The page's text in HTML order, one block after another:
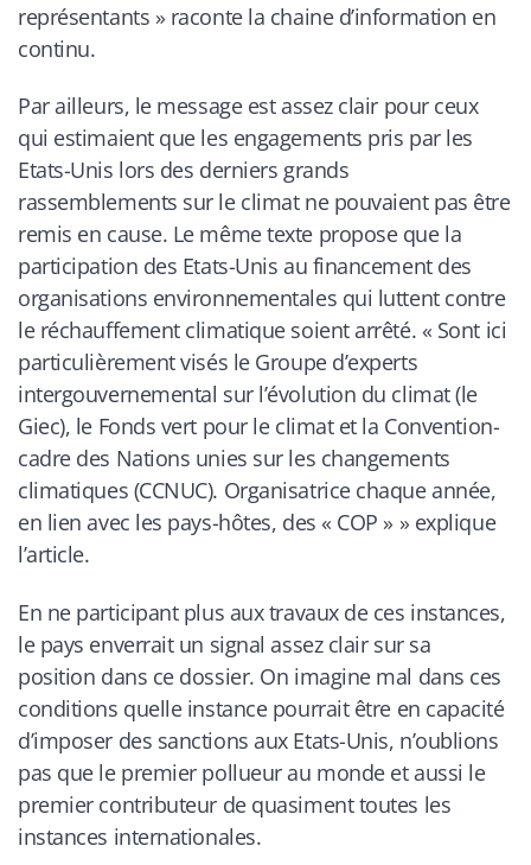
représentants » raconte la chaine d’information en
continu.
Par ailleurs, le message est assez clair pour ceux
qui estimaient que les engagements pris par les
Etats-Unis lors des derniers grands
rassemblements sur le climat ne pouvaient pas être
remis en cause. Le même texte propose que la
participation des Etats-Unis au financement des
organisations environnementales qui luttent contre
le réchauffement climatique soient arrêté. « Sont ici
particulièrement visés le Groupe d’experts
intergouvernemental sur l’évolution du climat(le
Giec), le Fonds vert pour le climat et la Convention-
cadre des Nations unies sur les changements
climatiques (CCNUC). Organisatrice chaque année,
en lien avec les pays-hôtes, des « COP » » explique
l’article.
En ne participant plus aux travaux de ces instances,
le pays enverrait un signal assez clair sur sa
position dans ce dossier. On imagine mal dans ces
conditions quelle instance pourrait être en capacité
d’imposer des sanctions aux Etats-Unis, n’oublions
pas que le premier pollueur au monde et aussi le
premier contributeur de quasiment toutes les
instances internationales.